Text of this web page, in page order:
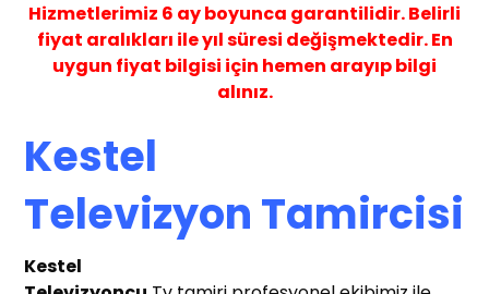
Hizmetlerimiz 6 ayboyunca garantilidir. Belirli
fiyat aralıkları ile yıl süresi değişmektedir. En
uygun fiyat bilgisi için hemen arayıp bilgi
alınız.
Kestel
Televizyon Tamircisi
Kestel